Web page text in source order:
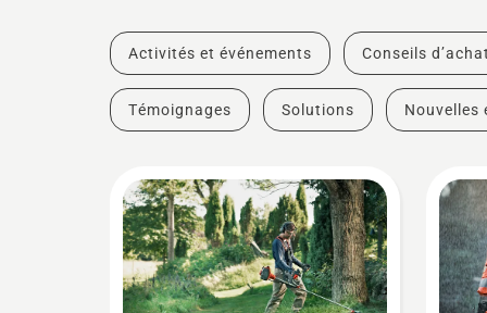
Activités et événements Conseils d’achat
Témoignages Solutions Nouvelles